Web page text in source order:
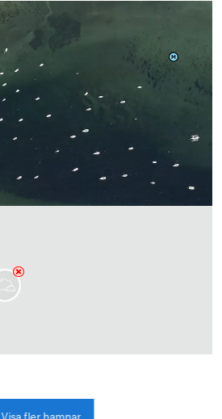
Visa fler hamnar